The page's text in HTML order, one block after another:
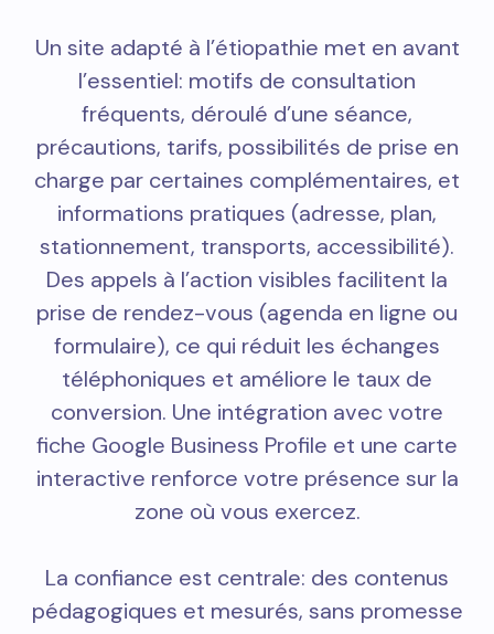
Un site adapté à l’étiopathie met en avant
l’essentiel: motifs de consultation
fréquents, déroulé d’une séance,
précautions, tarifs, possibilités de prise en
charge par certaines complémentaires, et
informations pratiques (adresse, plan,
stationnement, transports, accessibilité).
Des appels à l’action visibles facilitent la
prise de rendez-vous (agenda en ligne ou
formulaire), ce qui réduit les échanges
téléphoniques et améliore le taux de
conversion. Une intégration avec votre
fiche Google Business Profile et une carte
interactive renforce votre présence sur la
zone où vous exercez.
La confiance est centrale: des contenus
pédagogiques et mesurés, sans promesse